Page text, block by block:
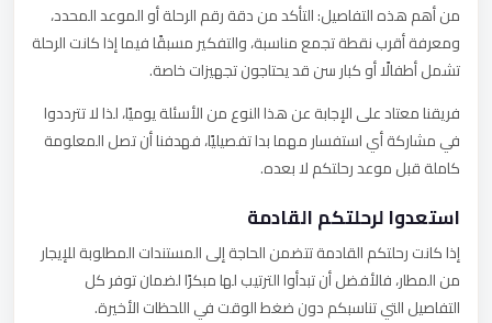
من أهم هذه التفاصيل: التأكد من دقة رقم الرحلة أو الموعد المحدد،
ومعرفة أقرب نقطة تجمع مناسبة، والتفكير مسبقًا فيما إذا كانت الرحلة
تشمل أطفالًا أو كبار سن قد يحتاجون تجهيزات خاصة.
فريقنا معتاد على الإجابة عن هذا النوع من الأسئلة يوميًا، لذا لا تترددوا
في مشاركة أي استفسار مهما بدا تفصيليًا، فهدفنا أن تصل المعلومة
كاملة قبل موعد رحلتكم لا بعده.
استعدوا لرحلتكم القادمة
إذا كانت رحلتكم القادمة تتضمن الحاجة إلى المستندات المطلوبة للإيجار
من المطار، فالأفضل أن تبدأوا الترتيب لها مبكرًا لضمان توفر كل
التفاصيل التي تناسبكم دون ضغط الوقت في اللحظات الأخيرة.